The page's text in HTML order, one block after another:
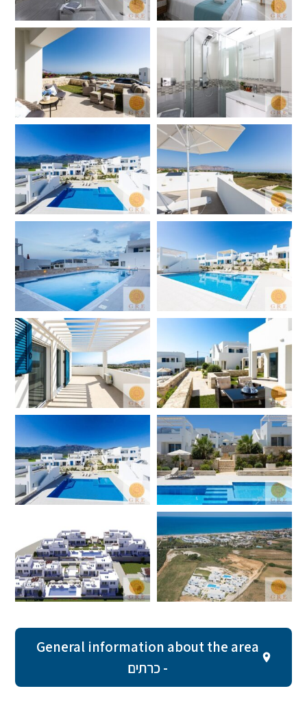
General information about the area
- כרתים